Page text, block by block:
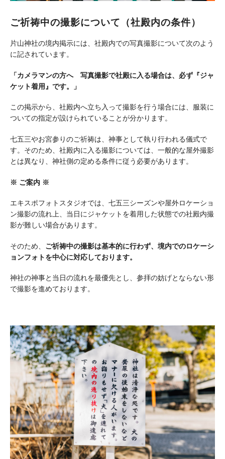
ご祈祷中の撮影について（社殿内の条件）
片山神社の境内掲示には、社殿内での写真撮影について次のよう
に記されています。
「カメラマンの方へ 写真撮影で社殿に入る場合は、必ず『ジャ
ケット着用』です。」
この掲示から、社殿内へ立ち入って撮影を行う場合には、服装に
ついての指定が設けられていることが分かります。
七五三やお宮参りのご祈祷は、神事として執り行われる儀式で
す。そのため、社殿内に入る撮影については、一般的な屋外撮影
とは異なり、神社側の定める条件に従う必要があります。
※ ご案内 ※
エキスポフォトスタジオでは、七五三シーズンや屋外ロケーショ
ン撮影の流れ上、当日にジャケットを着用した状態での社殿内撮
影が難しい場合があります。
そのため、 ご祈祷中の撮影は基本的に行わず、境内でのロケーシ
ョンフォトを中心に対応しております。
神社の神事と当日の流れを最優先とし、参拝の妨げとならない形
で撮影を進めております。